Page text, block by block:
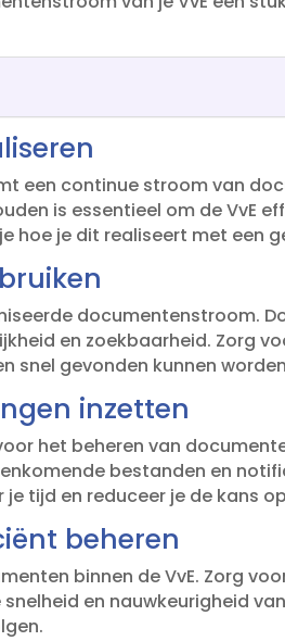
een continue stroom van
is essentieel om de VvE
hoe je dit realiseert met een
documentenstroom.​
en zoekbaarheid.​ Zorg
snel gevonden kunnen
inzetten
het beheren van
bestanden en
tijd en reduceer je de kans
beheren
binnen de VvE.​ Zorg
en nauwkeurigheid